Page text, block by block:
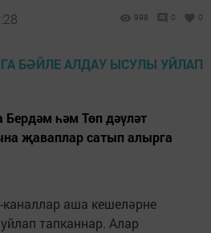
998 0 0
һәм Төп дәүләт
җаваплар сатып алырга
аша кешеләрне
тапканнар. Алар